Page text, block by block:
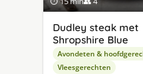
Dudley steak met
Shropshire Blue
Avondeten &
Vleesgerechten